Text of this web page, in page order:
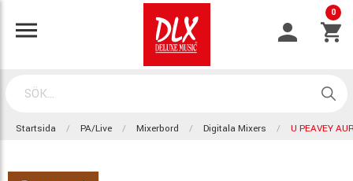
0
Startsida PA/Live Mixerbord Digitala Mixers U PEAVEY